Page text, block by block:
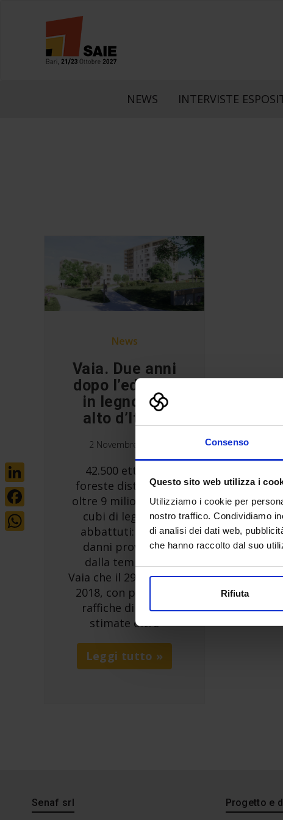
Consenso
Questo sito web utilizza i
Utilizziamo i cookie per
nostro traffico. Condividiamo
di analisi dei dati web,
che hanno raccolto dal suo
Rifiuta
NEWS INTERVISTE
News
Vaia. Due anni
dopo l’edificio
in legno più
alto d’Italia
2 Novembre 2020
42.500 ettari di
foreste distrutte e
oltre 9 milioni di mc
cubi di legname
abbattuti: sono i
danni provocati
dalla tempesta
Vaia che il 29 ottobre
2018, con piogge e
raffiche di vento
stimate oltre
Leggi tutto »
Senaf srl Progetto e
LinkedIn
Facebook